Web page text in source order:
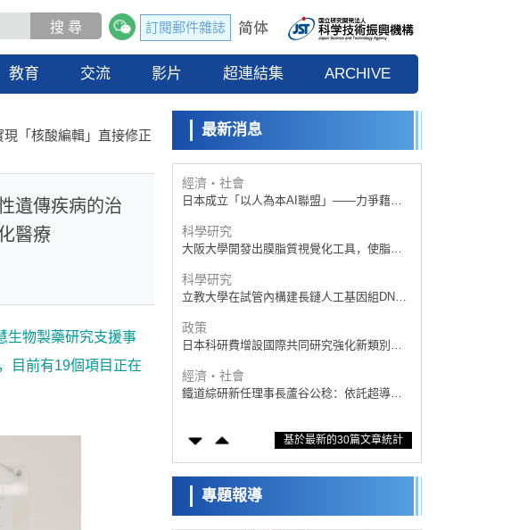
教育 交流 影片 超連結集 ARCHIVE
訂閱郵件雜誌
「核酸編輯」直接修正
遺傳疾病的治
醫療
生物製藥研究支援事
目前有19個項目正在
最新消息
政策
日本科研費增設國際共同研究強化新類別，
促進青年研究人員赴海外開展研究
可應用於量子電腦
科學研究
開發出300億年僅誤差1秒的光晶格鐘，構建
網路將其打造為次世代社會基礎設施
經濟・社會
日本成立「以人為本AI聯盟」——力爭藉助
研發
科學研究
大阪大學開發出膜脂質視覺化工具，使脂質
科學研究
立教大學在試管內構建長鏈人工基因組DNA
工細胞
政策
日本科研費增設國際共同研究強化新類別，
經濟・社會
鐵道綜研新任理事長蘆谷公稔：依託超導和
東京大學通過葉綠體基因組編輯技術強化碳
藤田醫科大學等成功鑑定出非結核分枝桿菌
生存的必需基因，首次揭示該基因的必要性
經濟・社會
基於最新的30篇文章統計
專題報導